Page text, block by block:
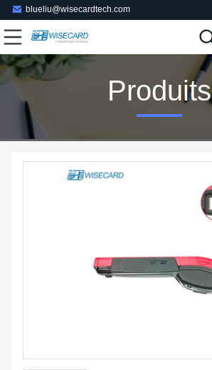
blueliu@wisecardtech.com
Produits